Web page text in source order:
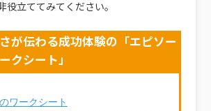
役立ててみてください。
が伝わる成功体験の「エピソー
クシート」
ワークシート